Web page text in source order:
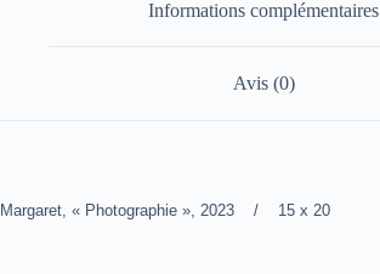
Informations complémentaires
Avis (0)
Margaret, « Photographie », 2023 / 15 x 20